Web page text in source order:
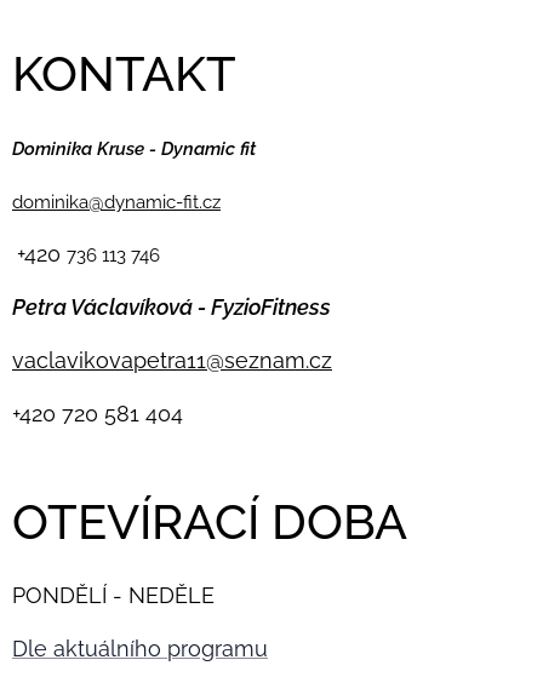
KONTAKT
Dominika Kruse - Dynamic fit
dominika@dynamic-fit.cz
+420 736 113 746
Petra Václavíková - FyzioFitness
vaclavikovapetra11@seznam.cz
+420 720 581 404
OTEVÍRACÍ DOBA
PONDĚLÍ - NEDĚLE
Dle aktuálního programu